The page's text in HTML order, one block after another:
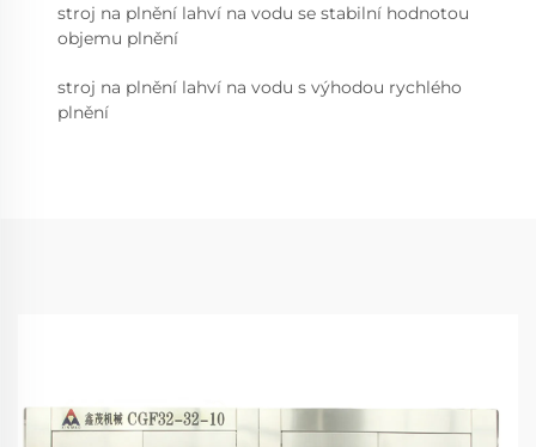
stroj na plnění lahví na vodu se stabilní hodnotou
objemu plnění
stroj na plnění lahví na vodu s výhodou rychlého
plnění